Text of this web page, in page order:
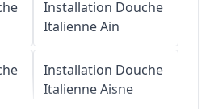
Installation Douche
ItalienneAin
Installation Douche
ItalienneAisne